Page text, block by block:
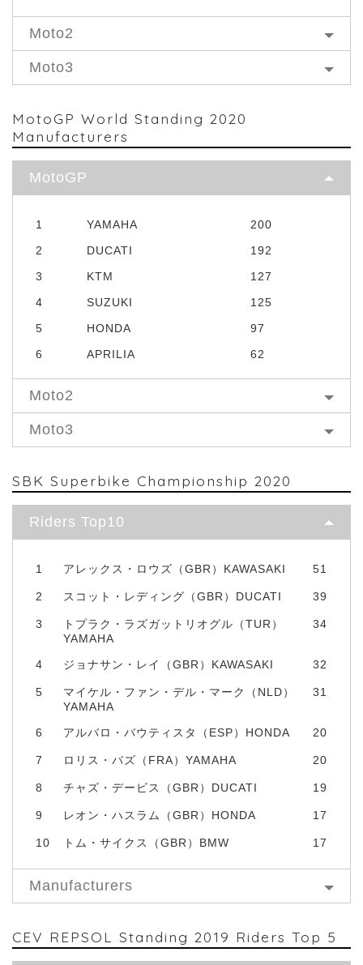
Moto2
Moto3
MotoGP World Standing 2020
Manufacturers
MotoGP
1 YAMAHA
200
2
DUCATI
192
3
KTM
127
4
SUZUKI
125
5
HONDA
97
6
APRILIA 62
Moto2
Moto3
SBK Superbike Championship 2020
Riders Top10
1 アレックス・ロウズ（GBR）KAWASAKI 51
2 スコット・レディング（GBR）DUCATI 39
3
トプラク・ラズガットリオグル（TUR）
YAMAHA
34
4 ジョナサン・レイ（GBR）KAWASAKI 32
5
マイケル・ファン・デル・マーク（NLD）
YAMAHA
31
6 アルバロ・バウティスタ（ESP）HONDA 20
7 ロリス・バズ（FRA）YAMAHA 20
8 チャズ・デービス（GBR）DUCATI 19
9 レオン・ハスラム（GBR）HONDA 17
10 トム・サイクス（GBR）BMW 17
Manufacturers
CEV REPSOL Standing 2019 Riders Top 5